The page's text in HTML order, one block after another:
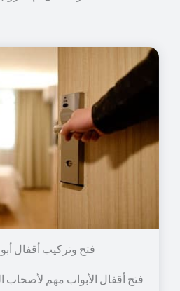
فتح وتركيب أقفال
فتح أقفال الأبواب مهم